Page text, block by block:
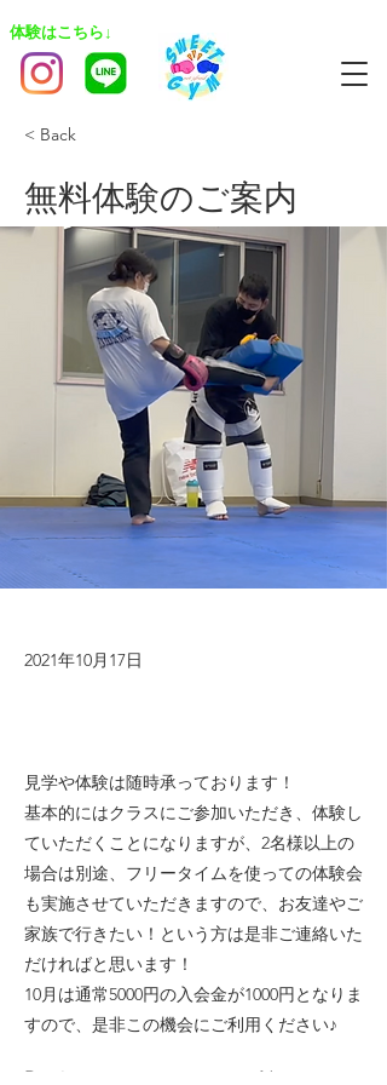
​体験はこちら↓
< Back
無料体験のご案内
2021年10月17日
見学や体験は随時承っております！
基本的にはクラスにご参加いただき、体験し
ていただくことになりますが、2名様以上の
場合は別途、フリータイムを使っての体験会
も実施させていただきますので、お友達やご
家族で行きたい！という方は是非ご連絡いた
だければと思います！
10月は通常5000円の入会金が1000円となりま
すので、是非この機会にご利用ください♪
Previous Next